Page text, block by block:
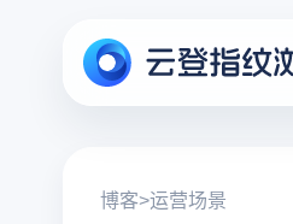
博客>运营场景